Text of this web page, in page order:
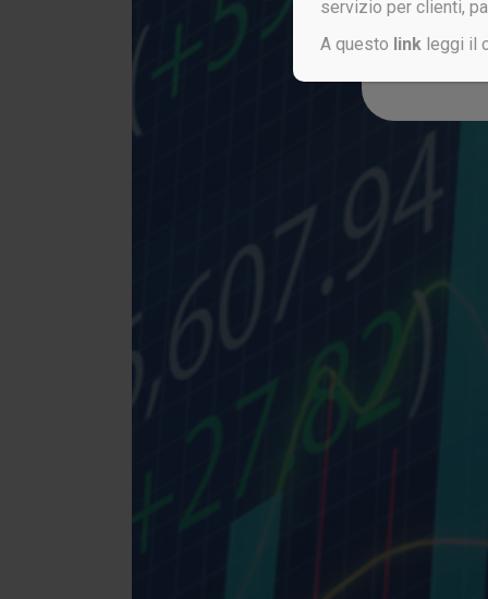
servizio per clienti,
A questo link leggi il